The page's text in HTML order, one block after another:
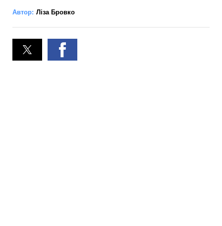
Автор: Ліза Бровко